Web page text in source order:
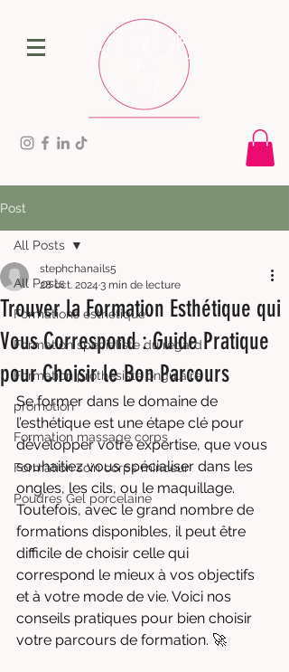
Post
All Posts
Formations esthétique
Formation spécialiste du regard
Formation prothésiste ongulaire
promotion
Formation massage corps
Formation soin corps minceur
Poudres Gel porcelaine
All Posts
Trouver la Formation Esthétique qui
Vous Correspond : Guide Pratique
pour Choisir le Bon Parcours
stephchanails5
28 oct. 2024 3 min de lecture
Se former dans le domaine de
l’esthétique est une étape clé pour
développer votre expertise, que vous
souhaitiez vous spécialiser dans les
ongles, les cils, ou le maquillage.
Toutefois, avec le grand nombre de
formations disponibles, il peut être
difficile de choisir celle qui
correspond le mieux à vos objectifs
et à votre mode de vie. Voici nos
conseils pratiques pour bien choisir
votre parcours de formation. 🚀